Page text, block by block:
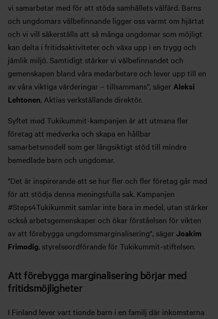
vi samarbetar med för att stöda samhällets välfärd. Barns
och ungdomars välbefinnande ligger oss varmt om hjärtat
och vi vill säkerställa att så många ungdomar som möjligt
kan delta i fritidsaktiviteter och växa upp i en trygg och
jämlik miljö. Samtidigt stärker vi välbefinnandet och
gemenskapen bland våra medarbetare och lever upp till en
av våra viktiga värderingar – tillsammans”, säger Aleksi
Lehtonen, Aktias verkställande direktör.
Syftet med Tukikummit-kampanjen är att utmana fler
företag att medverka och skapa en hållbar
samarbetsmodell som ger långsiktigt stöd till mindre
bemedlade barn och ungdomar.
"Det är inspirerande att se hur fler och fler företag går med
för att stödja denna meningsfulla sak. Kampanjen
#Steps4Tukikummit samlar inte bara in medel, utan stärker
också arbetsgemenskaper och ökar förståelsen för vikten
av att förebygga ungdomsmarginalisering", säger Joakim
Frimodig, styrelseordförande för Tukikummit-stiftelsen.
Att förebygga marginalisering börjar med
fritidsmöjligheter
I Finland lever vart tionde barn i en familj där inkomsterna